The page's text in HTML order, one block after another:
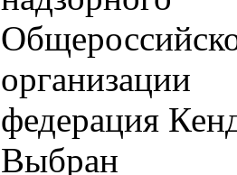
федерация
Выбран